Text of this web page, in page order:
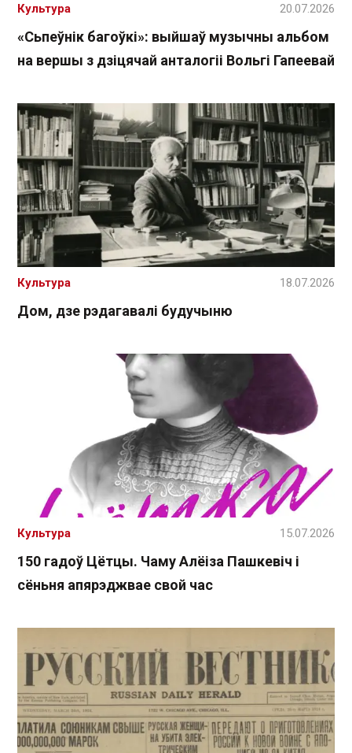
«Сьпеўнік багоўкі»: выйшаў музычны альбом
на вершы з дзіцячай анталогіі Вольгі Гапеевай
Культура 20.07.2026
Дом, дзе рэдагавалі будучыню
Культура 18.07.2026
150 гадоў Цётцы. Чаму Алёіза Пашкевіч і
сёньня апярэджвае свой час
Культура 15.07.2026